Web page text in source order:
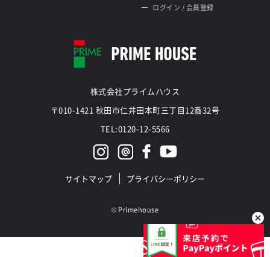
ログイン / 会員登録
株式会社プライムハウス
〒010-1421 秋田市仁井田本町三丁目12番32号
TEL:0120-12-5566
サイトマップ プライバシーポリシー
© Primehouse